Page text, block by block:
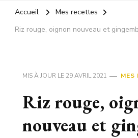
Accueil
Mes recettes
Riz rouge, oignon nouveau et
MIS À JOUR LE 29 AVRIL 2021 MES
Riz rouge,
nouveau et